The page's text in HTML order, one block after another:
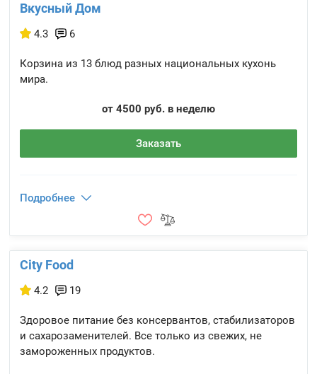
Вкусный Дом
4.3 6
Корзина из 13 блюд разных национальных кухонь
мира.
от 4500 руб. в неделю
Заказать
Подробнее
City Food
4.2 19
Здоровое питание без консервантов, стабилизаторов
и сахарозаменителей. Все только из свежих, не
замороженных продуктов.